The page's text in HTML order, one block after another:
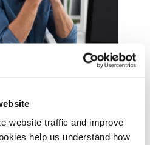
website traffic and improve
help us understand how
Que Los